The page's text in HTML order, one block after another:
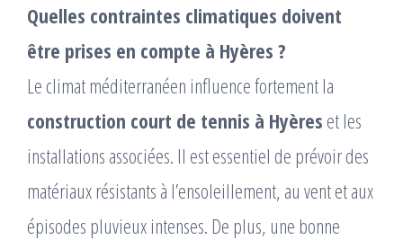
Quelles contraintes climatiques doivent
être prises en compte à Hyères ?
Le climat méditerranéen influence fortement la
construction court de tennis à Hyères et les
installations associées. Il est essentiel de prévoir des
matériaux résistants à l’ensoleillement, au vent et aux
épisodes pluvieux intenses. De plus, une bonne